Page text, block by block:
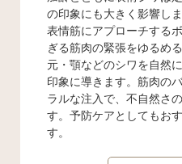
の印象にも大きく影響しま
表情筋にアプローチする
ぎる筋肉の緊張をゆるめ
元・顎などのシワを自然
印象に導きます。筋肉の
ラルな注入で、不自然さ
す。予防ケアとしてもお
す。